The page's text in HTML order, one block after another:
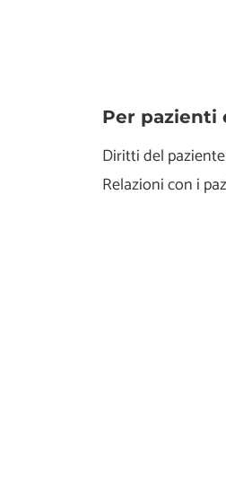
Per pazienti
Diritti del paziente
Relazioni con i